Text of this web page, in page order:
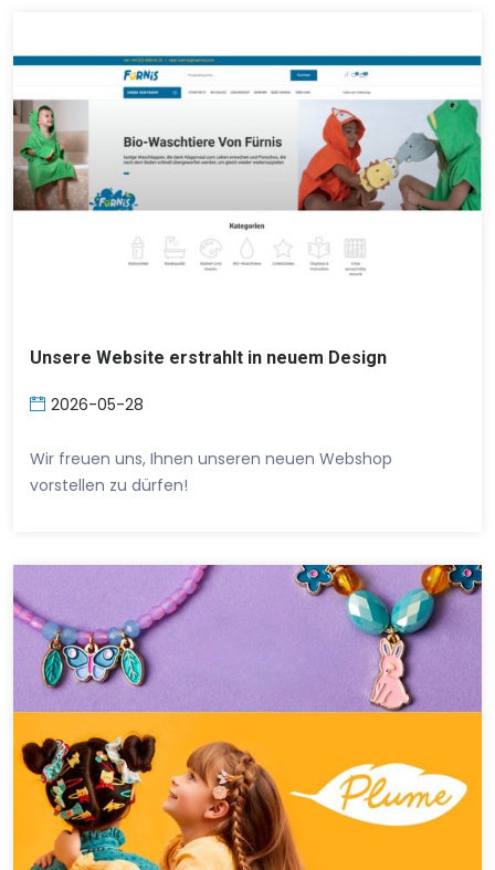
Unsere Website erstrahlt in neuem Design
2026-05-28
Wir freuen uns, Ihnen unseren neuen Webshop
vorstellen zu dürfen!